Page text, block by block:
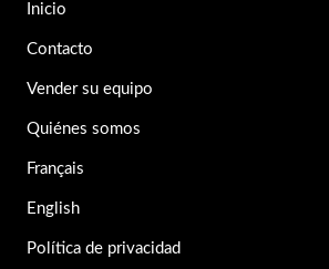
Inicio
Contacto
Vender su equipo
Quiénes somos
Français
English
Política de privacidad